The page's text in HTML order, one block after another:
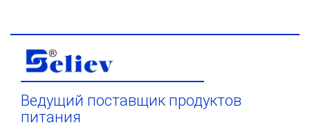
Ведущий поставщик продуктов
питания